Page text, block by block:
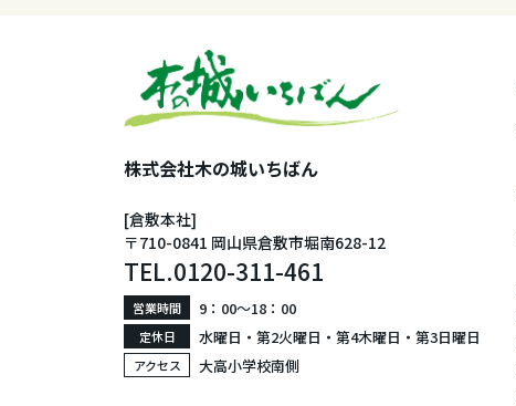
株式会社木の城いちばん
[倉敷本社]
〒710-0841 岡山県倉敷市堀南628-12
TEL.0120-311-461
営業時間 9：00〜18：00
定休日 水曜日・第2火曜日・第4木曜日・第3日曜日
アクセス 大高小学校南側